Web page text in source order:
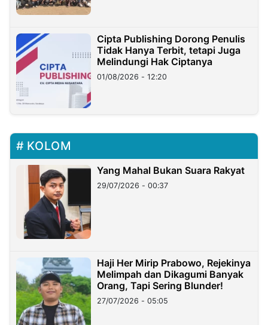
Cipta Publishing Dorong Penulis
Tidak Hanya Terbit, tetapi Juga
Melindungi Hak Ciptanya
01/08/2026 - 12:20
KOLOM
Yang Mahal Bukan Suara Rakyat
29/07/2026 - 00:37
Haji Her Mirip Prabowo, Rejekinya
Melimpah dan Dikagumi Banyak
Orang, Tapi Sering Blunder!
27/07/2026 - 05:05